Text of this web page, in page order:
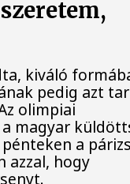
kiváló
pedig azt
olimpiai
magyar
a
azzal, hogy